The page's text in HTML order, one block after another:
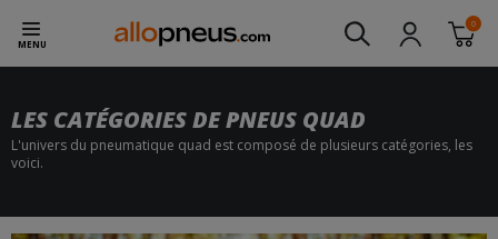
MENU
0
LES CATÉGORIES DE PNEUS QUAD
L'univers du pneumatique quad est composé de plusieurs catégories, les
voici.